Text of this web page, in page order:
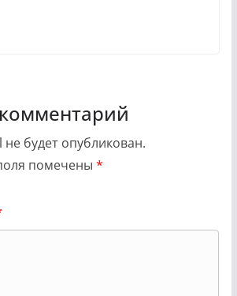
будет опубликован.
помечены *